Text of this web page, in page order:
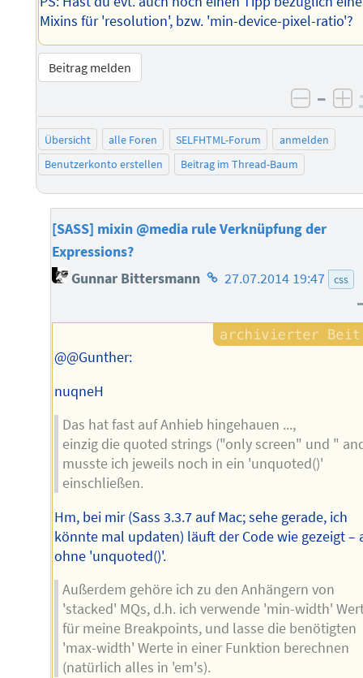
Mixins für 'resolution', bzw. 'min-device-pixel-ratio'?
Beitrag melden
–
Übersicht alle Foren SELFHTML-Forum
anmelden
Benutzerkonto erstellen
Beitrag im Thread-Baum
[SASS] mixin @media rule Verknüpfung der
Expressions?
Gunnar Bittersmann Homepage
Autors
27.07.2014 19:47 css
@@Gunther:
nuqneH
Das hat fast auf Anhieb hingehauen ...,
einzig die quoted strings ("only screen" und "
musste ich jeweils noch in ein 'unquoted()'
einschließen.
Hm, bei mir (Sass 3.3.7 auf Mac; sehe gerade, ich
könnte mal updaten) läuft der Code wie gezeigt –
ohne 'unquoted()'.
Außerdem gehöre ich zu den Anhängern von
'stacked' MQs, d.h. ich verwende 'min-width'
für meine Breakpoints, und lasse die benötigten
'max-width' Werte in einer Funktion berechnen
(natürlich alles in 'em's).